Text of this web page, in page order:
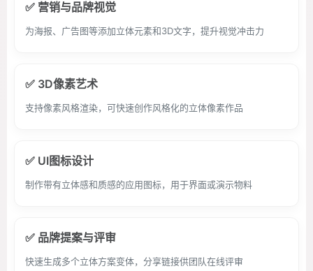
✅ 营销与品牌视觉
为海报、广告图等添加立体元素和3D文字，提升视觉冲击力
✅ 3D像素艺术
支持像素风格渲染，可快速创作风格化的立体像素作品
✅ UI图标设计
制作带有立体感和质感的应用图标，用于界面或演示物料
✅ 品牌提案与评审
快速生成多个立体方案变体，分享链接供团队在线评审